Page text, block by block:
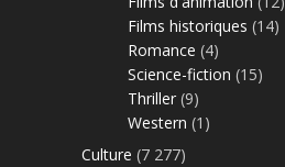
Films historiques (14)
Romance (4)
Science-fiction (15)
Thriller (9)
Western (1)
Culture (7 277)